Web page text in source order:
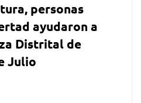
personas
ayudaron a
Distrital de
Julio